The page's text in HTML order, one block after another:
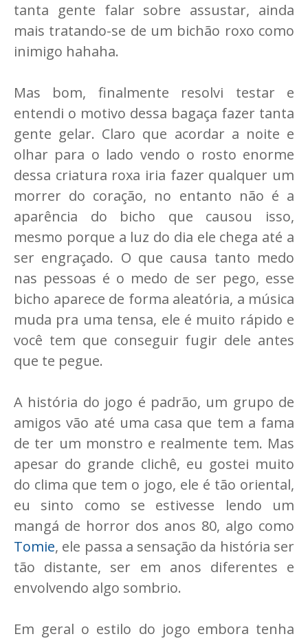
tanta gente falar sobre assustar, ainda
mais tratando-se de um bichão roxo como
inimigo hahaha.
Mas bom, finalmente resolvi testar e
entendi o motivo dessa bagaça fazer tanta
gente gelar. Claro que acordar a noite e
olhar para o lado vendo o rosto enorme
dessa criatura roxa iria fazer qualquer um
morrer do coração, no entanto não é a
aparência do bicho que causou isso,
mesmo porque a luz do dia ele chega até a
ser engraçado. O que causa tanto medo
nas pessoas é o medo de ser pego, esse
bicho aparece de forma aleatória, a música
muda pra uma tensa, ele é muito rápido e
você tem que conseguir fugir dele antes
que te pegue.
A história do jogo é padrão, um grupo de
amigos vão até uma casa que tem a fama
de ter um monstro e realmente tem. Mas
apesar do grande clichê, eu gostei muito
do clima que tem o jogo, ele é tão oriental,
eu sinto como se estivesse lendo um
mangá de horror dos anos 80, algo como
Tomie, ele passa a sensação da história ser
tão distante, ser em anos diferentes e
envolvendo algo sombrio.
Em geral o estilo do jogo embora tenha